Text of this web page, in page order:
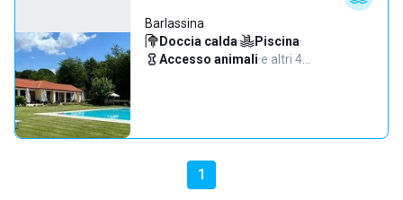
Barlassina
Doccia calda· Piscina·
Accesso animali·e altri 4…
1